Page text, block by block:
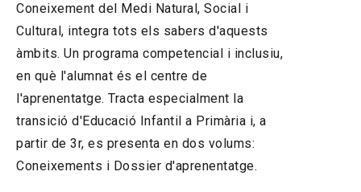
Coneixement del Medi Natural, Social i
Cultural, integra tots els sabers d'aquests
àmbits. Un programa competencial i inclusiu,
en què l'alumnat és el centre de
l'aprenentatge. Tracta especialment la
transició d'Educació Infantil a Primària i, a
partir de 3r, es presenta en dos volums:
Coneixements i Dossier d'aprenentatge.